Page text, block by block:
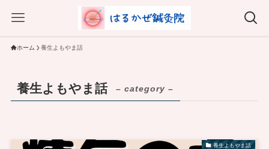
ホーム 養生よもやま話
養生よもやま話 – category –
養生よもやま話